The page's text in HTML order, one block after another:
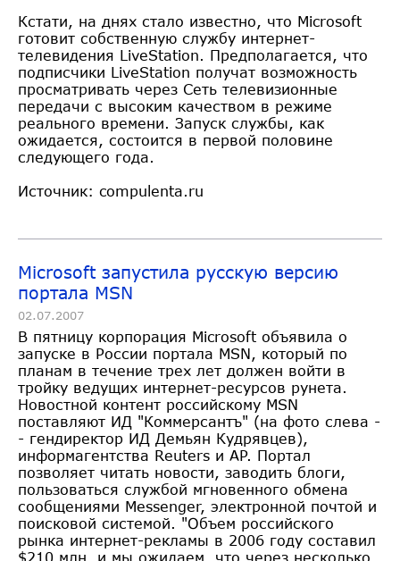
Кстати, на днях стало известно, что Microsoft
готовит собственную службу интернет-
телевидения LiveStation. Предполагается, что
подписчики LiveStation получат возможность
просматривать через Сеть телевизионные
передачи с высоким качеством в режиме
реального времени. Запуск службы, как
ожидается, состоится в первой половине
следующего года.
Источник: compulenta.ru
Microsoft запустила русскую версию
портала MSN
02.07.2007
В пятницу корпорация Microsoft объявила о
запуске в России портала MSN, который по
планам в течение трех лет должен войти в
тройку ведущих интернет-ресурсов рунета.
Новостной контент российскому MSN
поставляют ИД "Коммерсантъ" (на фото слева -
- гендиректор ИД Демьян Кудрявцев),
информагентства Reuters и AP. Портал
позволяет читать новости, заводить блоги,
пользоваться службой мгновенного обмена
сообщениями Messenger, электронной почтой и
поисковой системой. "Объем российского
рынка интернет-рекламы в 2006 году составил
$210 млн, и мы ожидаем, что через несколько